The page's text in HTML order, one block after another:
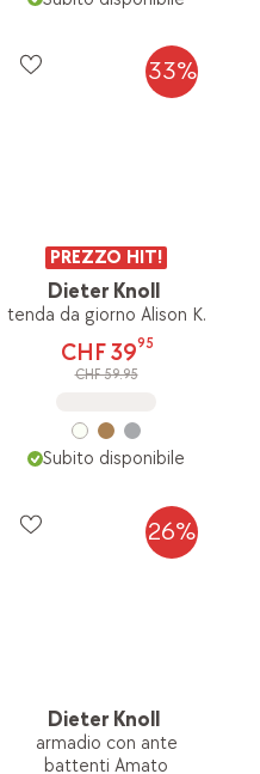
33%
PREZZO HIT!
Dieter Knoll
tenda da giorno Alison K.
CHF 3995
CHF 59.95
Subito disponibile
26%
Dieter Knoll
armadio con ante
battenti Amato